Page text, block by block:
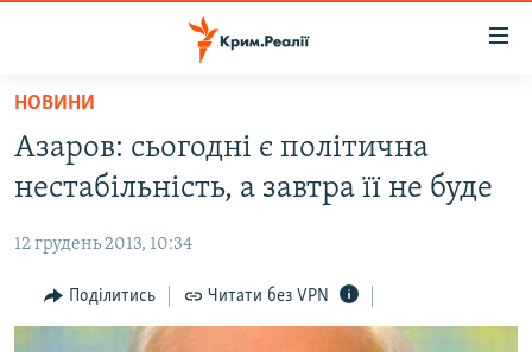
Перейти
основного
матеріалу
до
навігації
Перейти
ВОДА.КРИМ
ПОЛІТИКА
БЛОГИ
ПОГЛЯД
НОВИНИ
Азаров: сьогодні є політична
нестабільність, а завтра її не буде
12 грудень 2013, 10:34
Поділитись Читати без VPN